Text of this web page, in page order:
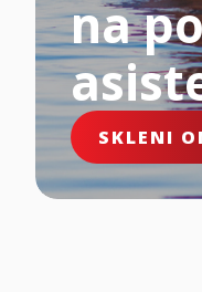
na
SKLENI